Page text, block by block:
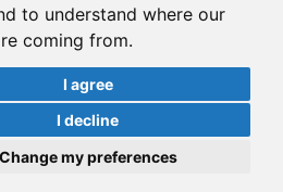
to understand where our
coming from.
I agree
I decline
Change my preferences
Chaniacarrentals.com Ενοικιάσεις
Κρήτη.